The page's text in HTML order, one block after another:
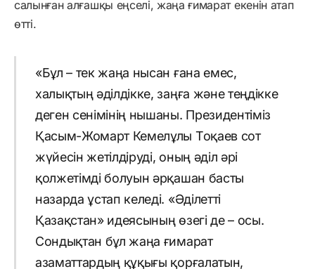
салынған алғашқы еңселі, жаңа ғимарат екенін атап
өтті.
«Бұл – тек жаңа нысан ғана емес,
халықтың әділдікке, заңға және теңдікке
деген сенімінің нышаны. Президентіміз
Қасым-Жомарт Кемелұлы Тоқаев сот
жүйесін жетілдіруді, оның әділ әрі
қолжетімді болуын әрқашан басты
назарда ұстап келеді. «Әділетті
Қазақстан» идеясының өзегі де – осы.
Сондықтан бұл жаңа ғимарат
азаматтардың құқығы қорғалатын,